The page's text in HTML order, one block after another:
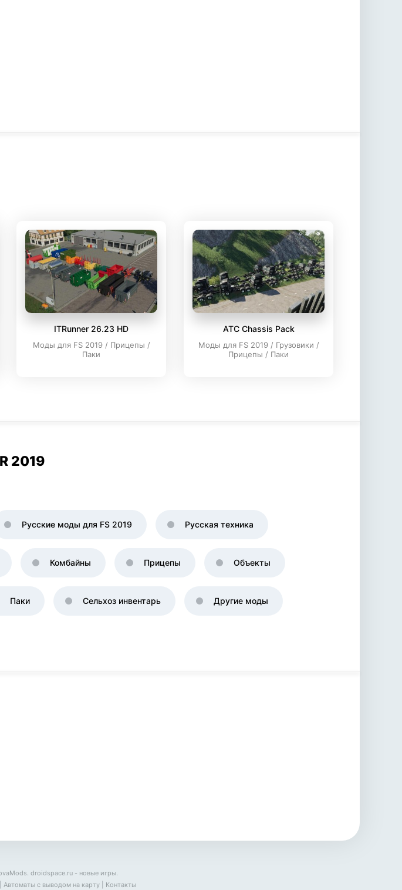
ITRunner 26.23 HD
Моды для FS 2019 / Прицепы /
Паки
ATC Chassis Pack
Моды для FS 2019 / Грузовики /
Прицепы / Паки
2019
Русские моды для FS 2019 Русская техника
Комбайны Прицепы Объекты
Паки Сельхоз инвентарь Другие моды
droidspace.ru - новые игры.
Автоматы с выводом на карту Контакты